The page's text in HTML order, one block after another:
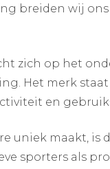
breiden wij
zich op het
Het merk
en
uniek maakt,
sporters als